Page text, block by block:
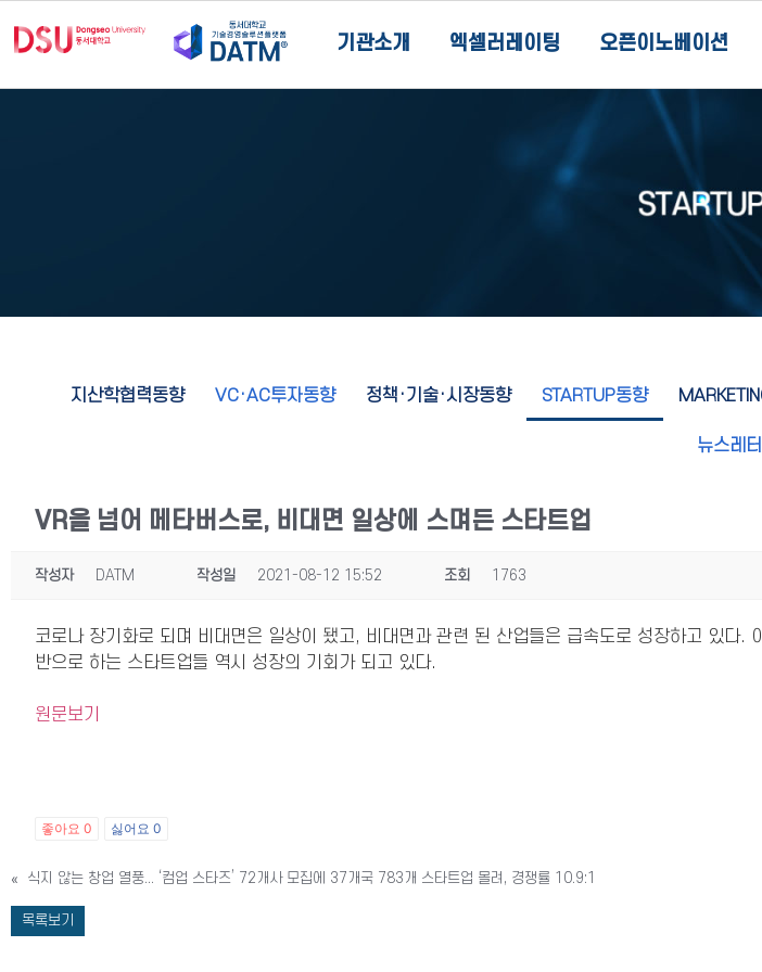
기관소개 엑셀러레이팅 오픈이노베이션
지산학협력동향 VC·AC투자동향 정책·기술·시장동향 STARTUP동향
뉴스레터
VR을 넘어 메타버스로, 비대면 일상에 스며든 스타트업
작성자 DATM 작성일 2021-08-12 15:52 조회 1763
코로나 장기화로 되며 비대면은 일상이 됐고, 비대면과 관련 된 산업들은 급속도로 성장하고 있다.
반으로 하는 스타트업들 역시 성장의 기회가 되고 있다.
원문보기
좋아요 0 싫어요 0
« 식지 않는 창업 열풍... ‘컴업 스타즈’ 72개사 모집에 37개국 783개 스타트업 몰려, 경쟁률 10.9:1
목록보기